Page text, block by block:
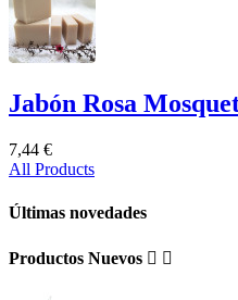
Jabón Rosa
7,44 €
All Products
Últimas novedades
Productos Nuevos  